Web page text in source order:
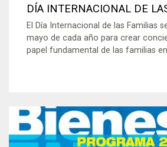
DÍA INTERNACIONAL DE
El Día Internacional de las Familias
mayo de cada año para crear
papel fundamental de las familias en